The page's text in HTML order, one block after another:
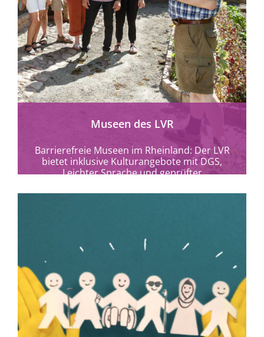
Museen des LVR
Barrierefreie Museen im Rheinland: Der LVR
bietet inklusive Kulturangebote mit DGS,
Leichter Sprache und geprüfter